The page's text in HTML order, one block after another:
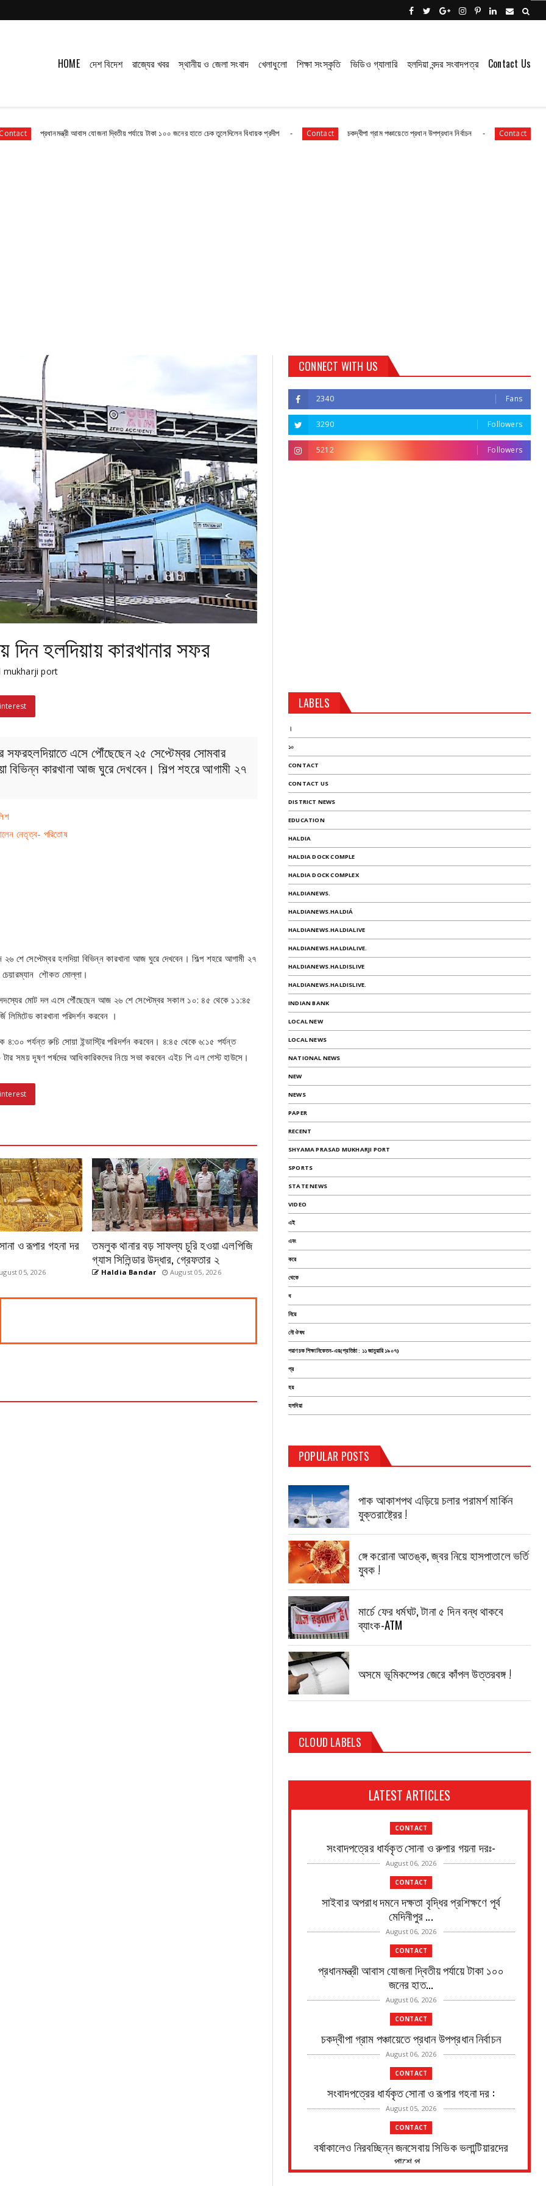
HOME দেশ বিদেশ রাজ্যের খবর স্থানীয় ও জেলা সংবাদ খেলাধুলো শিক্ষা সংস্কৃতি ভিডিও গ্যালারি হলদিয়া বন্দর সংবাদপত্র Contact Us
প্রধানমন্ত্রী আবাস যোজনা দ্বিতীয় পর্যায়ে টাকা ১০০ জনের হাতে চেক তুলেদিলেন বিধায়ক প্রদীপ Contact চকদ্বীপা গ্রাম পঞ্চায়েতে প্রধান উপপ্রধান নির্বাচন Contact সংবাদপত্রের
দিন হলদিয়ায় কারখানার সফর
mukharji port
সফরহলদিয়াতে এসে পৌঁছেছেন ২৫ সেপ্টেম্বর সোমবার
বিভিন্ন কারখানা আজ ঘুরে দেখবেন। শিল্প শহরে আগামী ২৭
নেতৃত্ব- পরিতোষ
শে সেপ্টেম্বর হলদিয়া বিভিন্ন কারখানা আজ ঘুরে দেখবেন। শিল্প শহরে আগামী ২৭
চেয়ারম্যান শৌকত মোল্লা।
সদস্যের মোট দল এসে পৌঁছেছেন আজ ২৬ শে সেপ্টেম্বর সকাল ১০: ৪৫ থেকে ১১:৪৫
কারখানা পরিদর্শন করবেন ।
৪:৩০ পর্যন্ত রুচি সোয়া ইন্ডাস্ট্রি পরিদর্শন করবেন। ৪:৪৫ থেকে ৬:১৫ পর্যন্ত
সময় দূষণ পর্ষদের আধিকারিকদের নিয়ে সভা করবেন এইচ পি এল গেস্ট হাউসে।
ও রূপার গহনা দর
05, 2026
তমলুক থানার বড় সাফল্য চুরি হওয়া এলপিজি
গ্যাস সিলিন্ডার উদ্ধার, গ্রেফতার ২
Haldia Bandar August 05, 2026
CONNECT WITH US
2340 Fans
3290 Followers
5212 Followers
LABELS
।
১০
CONTACT
CONTACT US
DISTRICT NEWS
EDUCATION
HALDIA
HALDIA DOCK COMPLE
HALDIA DOCK COMPLEX
HALDIANEWS.
HALDIANEWS.HALDIÁ
HALDIANEWS.HALDIALIVE
HALDIANEWS.HALDIALIVE.
HALDIANEWS.HALDISLIVE
HALDIANEWS.HALDISLIVE.
INDIAN BANK
LOCAL NEW
LOCAL NEWS
NATIONAL NEWS
NEW
NEWS
PAPER
RECENT
SHYAMA PRASAD MUKHARJI PORT
SPORTS
STATE NEWS
VIDEO
এই
এবং
করে
থেকে
ধ
নিয়ে
নৌ ঔষধ
পরাণচক শিক্ষানিকেতন-এর(প্রতিষ্ঠা : ১১ জানুয়ারি ১৯০৭)
প্র
হয়
হলদিয়া
POPULAR POSTS
TEST PAGE
পাক আকাশপথ এড়িয়ে চলার পরামর্শ মার্কিন
যুক্তরাষ্ট্রের !
ঙ্গে করোনা আতঙ্ক, জ্বর নিয়ে হাসপাতালে ভর্তি
যুবক !
মার্চে ফের ধর্মঘট, টানা ৫ দিন বন্ধ থাকবে
ব্যাংক-ATM
অসমে ভূমিকম্পের জেরে কাঁপল উত্তরবঙ্গ !
CLOUD LABELS
LATEST ARTICLES
CONTACT
সংবাদপত্রের ধার্যকৃত সোনা ও রুপার গয়না দরঃ-
August 06, 2026
CONTACT
সাইবার অপরাধ দমনে দক্ষতা বৃদ্ধির প্রশিক্ষণে পূর্ব
মেদিনীপুর ...
August 06, 2026
CONTACT
প্রধানমন্ত্রী আবাস যোজনা দ্বিতীয় পর্যায়ে টাকা ১০০
জনের হাত...
August 06, 2026
CONTACT
চকদ্বীপা গ্রাম পঞ্চায়েতে প্রধান উপপ্রধান নির্বাচন
August 06, 2026
CONTACT
সংবাদপত্রের ধার্যকৃত সোনা ও রূপার গহনা দর :
August 05, 2026
CONTACT
বর্ষাকালেও নিরবচ্ছিন্ন জনসেবায় সিভিক ভলান্টিয়ারদের
পাশে পূ...